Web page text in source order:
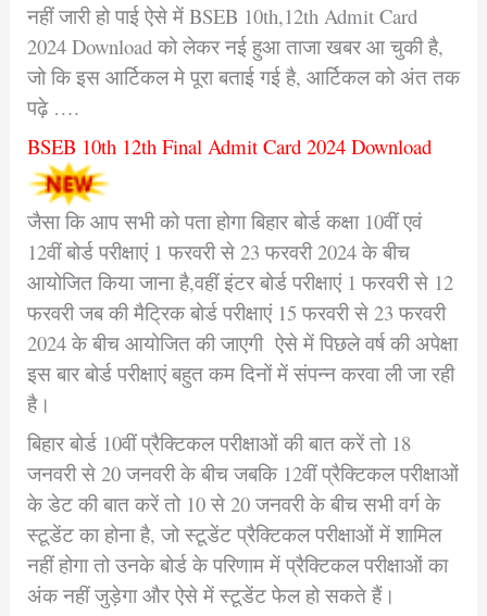
नहीं जारी हो पाई ऐसे में BSEB 10th,12th Admit Card
2024 Download को लेकर नई हुआ ताजा खबर आ चुकी है,
जो कि इस आर्टिकल मे पूरा बताई गई है, आर्टिकल को अंत तक
पढ़े ….
BSEB 10th 12th Final Admit Card 2024 Download
जैसा कि आप सभी को पता होगा बिहार बोर्ड कक्षा 10वीं एवं
12वीं बोर्ड परीक्षाएं 1 फरवरी से 23 फरवरी 2024 के बीच
आयोजित किया जाना है,वहीं इंटर बोर्ड परीक्षाएं 1 फरवरी से 12
फरवरी जब की मैट्रिक बोर्ड परीक्षाएं 15 फरवरी से 23 फरवरी
2024 के बीच आयोजित की जाएगी ऐसे में पिछले वर्ष की अपेक्षा
इस बार बोर्ड परीक्षाएं बहुत कम दिनों में संपन्न करवा ली जा रही
है।
बिहार बोर्ड 10वीं प्रैक्टिकल परीक्षाओं की बात करें तो 18
जनवरी से 20 जनवरी के बीच जबकि 12वीं प्रैक्टिकल परीक्षाओं
के डेट की बात करें तो 10 से 20 जनवरी के बीच सभी वर्ग के
स्टूडेंट का होना है, जो स्टूडेंट प्रैक्टिकल परीक्षाओं में शामिल
नहीं होगा तो उनके बोर्ड के परिणाम में प्रैक्टिकल परीक्षाओं का
अंक नहीं जुड़ेगा और ऐसे में स्टूडेंट फेल हो सकते हैं।